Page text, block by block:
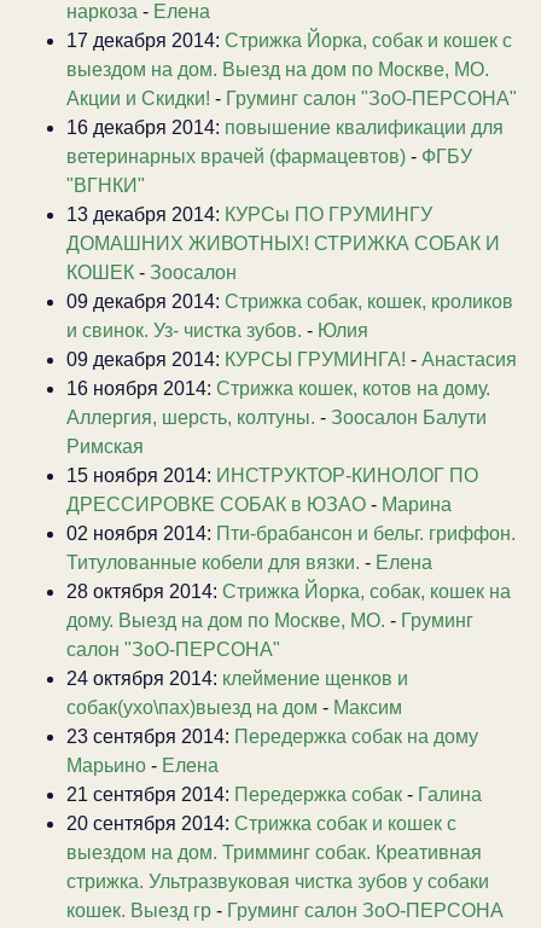
наркоза - Елена
17 декабря 2014: Стрижка Йорка, собак и кошек с
выездом на дом. Выезд на дом по Москве, МО.
Акции и Скидки! - Груминг салон "ЗоО-ПЕРСОНА"
16 декабря 2014: повышение квалификации для
ветеринарных врачей (фармацевтов) - ФГБУ
"ВГНКИ"
13 декабря 2014: КУРСы ПО ГРУМИНГУ
ДОМАШНИХ ЖИВОТНЫХ! СТРИЖКА СОБАК И
КОШЕК - Зоосалон
09 декабря 2014: Стрижка собак, кошек, кроликов
и свинок. Уз- чистка зубов. - Юлия
09 декабря 2014: КУРСЫ ГРУМИНГА! - Анастасия
16 ноября 2014: Стрижка кошек, котов на дому.
Аллергия, шерсть, колтуны. - Зоосалон Балути
Римская
15 ноября 2014: ИНСТРУКТОР-КИНОЛОГ ПО
ДРЕССИРОВКЕ СОБАК в ЮЗАО - Марина
02 ноября 2014: Пти-брабансон и бельг. гриффон.
Титулованные кобели для вязки. - Елена
28 октября 2014: Стрижка Йорка, собак, кошек на
дому. Выезд на дом по Москве, МО. - Груминг
салон "ЗоО-ПЕРСОНА"
24 октября 2014: клеймение щенков и
собак(ухо\пах)выезд на дом - Максим
23 сентября 2014: Передержка собак на дому
Марьино - Елена
21 сентября 2014: Передержка собак - Галина
20 сентября 2014: Стрижка собак и кошек с
выездом на дом. Тримминг собак. Креативная
стрижка. Ультразвуковая чистка зубов у собаки
кошек. Выезд гр - Груминг салон ЗоО-ПЕРСОНА